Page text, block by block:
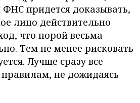
придется доказывать,
лицо действительно
что порой весьма
Тем не менее рисковать
Лучше сразу все
не дожидаясь